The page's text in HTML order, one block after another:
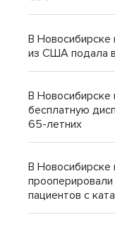
В Новосибирске
из США подала
В Новосибирске
бесплатную
65-летних
В Новосибирске
пациентов с